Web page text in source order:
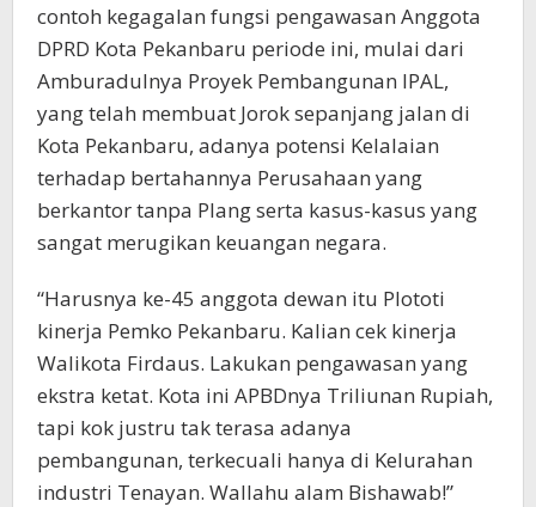
contoh kegagalan fungsi pengawasan Anggota
DPRD Kota Pekanbaru periode ini, mulai dari
Amburadulnya Proyek Pembangunan IPAL,
yang telah membuat Jorok sepanjang jalan di
Kota Pekanbaru, adanya potensi Kelalaian
terhadap bertahannya Perusahaan yang
berkantor tanpa Plang serta kasus-kasus yang
sangat merugikan keuangan negara.
“Harusnya ke-45 anggota dewan itu Plototi
kinerja Pemko Pekanbaru. Kalian cek kinerja
Walikota Firdaus. Lakukan pengawasan yang
ekstra ketat. Kota ini APBDnya Triliunan Rupiah,
tapi kok justru tak terasa adanya
pembangunan, terkecuali hanya di Kelurahan
industri Tenayan. Wallahu alam Bishawab!”